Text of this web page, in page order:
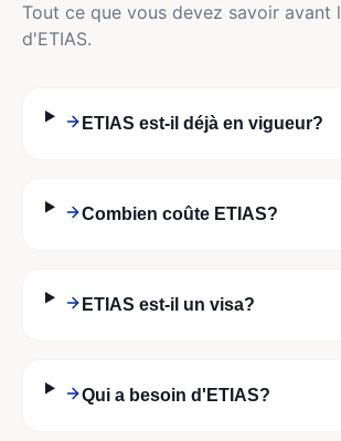
Tout ce que vous devez savoir avant
d'ETIAS.
ETIAS est-il déjà en vigueur?
Combien coûte ETIAS?
ETIAS est-il un visa?
Qui a besoin d'ETIAS?